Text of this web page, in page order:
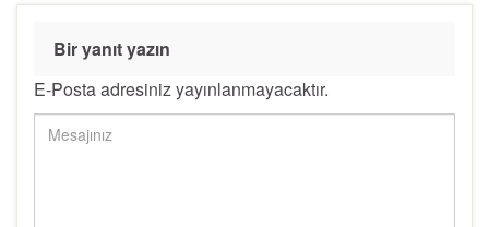
Bir yanıt yazın
E-Posta adresiniz yayınlanmayacaktır.